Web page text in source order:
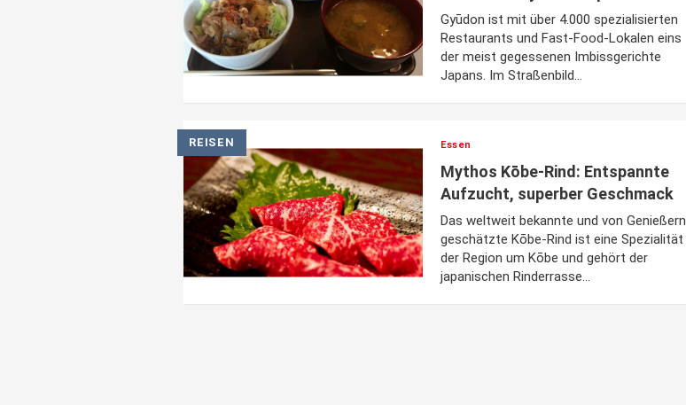
Gyūdon ist mit über 4.000 spezialisierten
Restaurants und Fast-Food-Lokalen eins
der meist gegessenen Imbissgerichte
Japans. Im Straßenbild...
REISEN Essen
Mythos Kōbe-Rind: Entspannte
Aufzucht, superber Geschmack
Das weltweit bekannte und von Genießern
geschätzte Kōbe-Rind ist eine Spezialität
der Region um Kōbe und gehört der
japanischen Rinderrasse...